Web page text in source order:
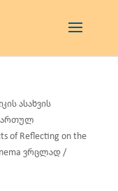
ასახვის
of Reflecting on the
ვრცლად /